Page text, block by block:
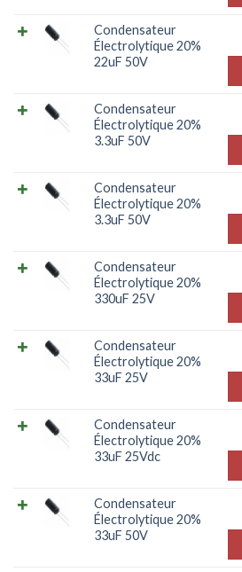
Condensateur
Électrolytique 20%
22uF 50V
Condensateur
Électrolytique 20%
3.3uF 50V
Condensateur
Électrolytique 20%
3.3uF 50V
Condensateur
Électrolytique 20%
330uF 25V
Condensateur
Électrolytique 20%
33uF 25V
Condensateur
Électrolytique 20%
33uF 25Vdc
Condensateur
Électrolytique 20%
33uF 50V